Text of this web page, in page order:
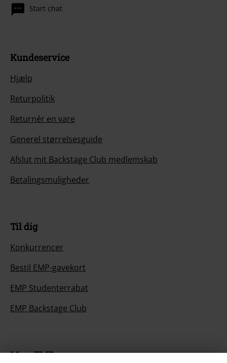
Start chat
Kundeservice
Hjælp
Returpolitik
Returnér en vare
Generel størrelsesguide
Afslut mit Backstage Club medlemskab
Betalingsmuligheder
Til dig
Konkurrencer
Bestil EMP-gavekort
EMP Studenterrabat
EMP Backstage Club
Mere EMP